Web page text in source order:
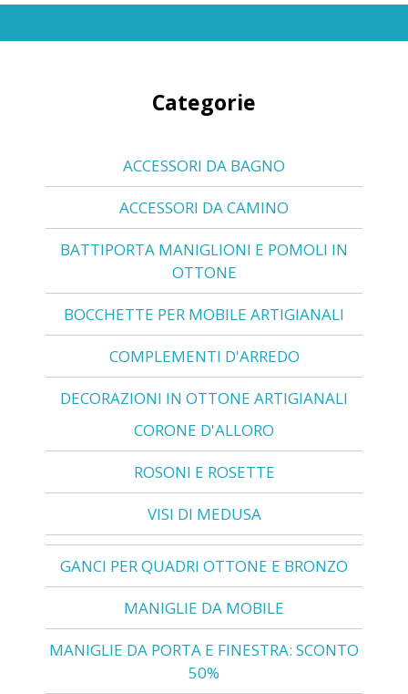
Categorie
ACCESSORI DA BAGNO
ACCESSORI DA CAMINO
BATTIPORTA MANIGLIONI E POMOLI IN
OTTONE
BOCCHETTE PER MOBILE ARTIGIANALI
COMPLEMENTI D'ARREDO
DECORAZIONI IN OTTONE ARTIGIANALI
CORONE D'ALLORO
ROSONI E ROSETTE
VISI DI MEDUSA
GANCI PER QUADRI OTTONE E BRONZO
MANIGLIE DA MOBILE
MANIGLIE DA PORTA E FINESTRA: SCONTO
50%